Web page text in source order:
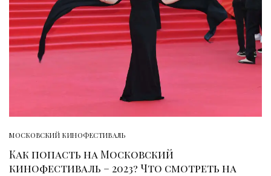
МОСКОВСКИЙ КИНОФЕСТИВАЛЬ
Как попасть на Московский
кинофестиваль – 2023? Что смотреть на